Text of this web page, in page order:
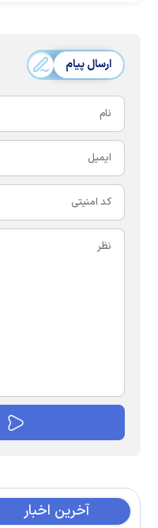
ارسال پیام
آخرین اخبار